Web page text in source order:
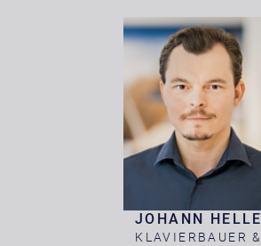
JOHANN HELLE
KLAVIERBAUER &